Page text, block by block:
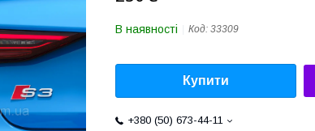
В наявності Код: 33309
Купити
+380 (50) 673-44-11